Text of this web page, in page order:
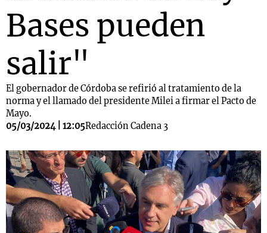
Bases pueden
salir"
El gobernador de Córdoba se refirió al tratamiento de la
norma y el llamado del presidente Milei a firmar el Pacto de
Mayo.
05/03/2024 | 12:05Redacción Cadena 3